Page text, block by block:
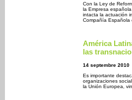
Con la Ley de
la Empresa
intacta la actuación
Compañía Española
América
las
14 septembre 2010
Es importante
organizaciones
la Unión Europea,